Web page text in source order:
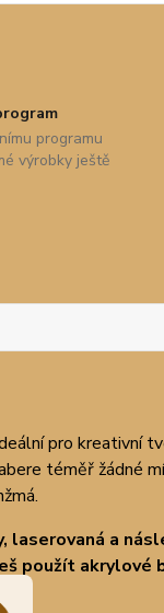
programu
výrobky ještě
pro kreativní
téměř žádné
a
použít